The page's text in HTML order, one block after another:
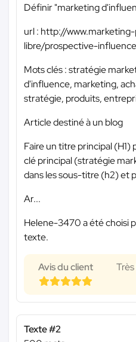
Définir "marketing
url : http://
libre/prospective-
Mots clés : stratégie
d'influence, marketing,
stratégie, produits,
Article destiné à un blog
Faire un titre principal
clé principal (stratégie
dans les sous-titre (h2) et
Ar...
Helene-3470 a été choisi
texte.
Avis du client
Texte #2